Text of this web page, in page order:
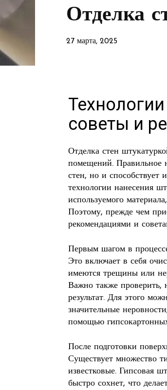
Отделка
27 марта, 2025
советы и
Отделка стен
помещений. Правильное
стен, но и способствует
технологии нанесения
используемого
Поэтому, прежде чем
рекомендациями и
Первым шагом в
Это включает в себя
имеются трещины или
Важно также проверить,
результат. Для этого
значительные
помощью
После подготовки
Существует множество
известковые. Гипсовая
быстро сохнет, что